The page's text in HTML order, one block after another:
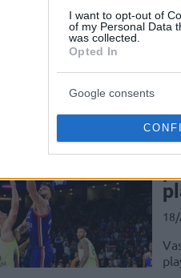
I want to opt-out of
of my Personal Data
was collected.
Opted In
Google consents
El